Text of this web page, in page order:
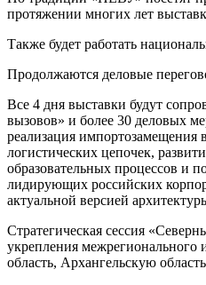
протяжении многих лет
Также будет работать
Продолжаются деловые
Все 4 дня выставки будут
вызовов» и более 30 деловых
реализация импортозамещения
логистических цепочек,
образовательных процессов и
лидирующих российских
актуальной версией
Стратегическая сессия
укрепления межрегионального
область, Архангельскую